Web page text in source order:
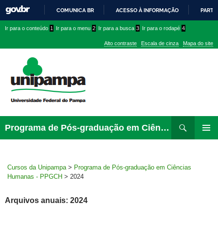
PARA
CONTEÚDO
COMUNICA BR ACESSO À INFORMAÇÃO
conteúdo
menu
superior
menu
Ir para o conteúdo 1 Ir para o menu 2 Ir para a busca 3 Ir para o rodapé 4
Alto contraste Escala de cinza Mapa do site
Programa de Pós-graduação em Ciências Humanas – PPGCH
para
Cursos da Unipampa > Programa de Pós-graduação em Ciências
Humanas - PPGCH > 2024
Arquivos anuais: 2024